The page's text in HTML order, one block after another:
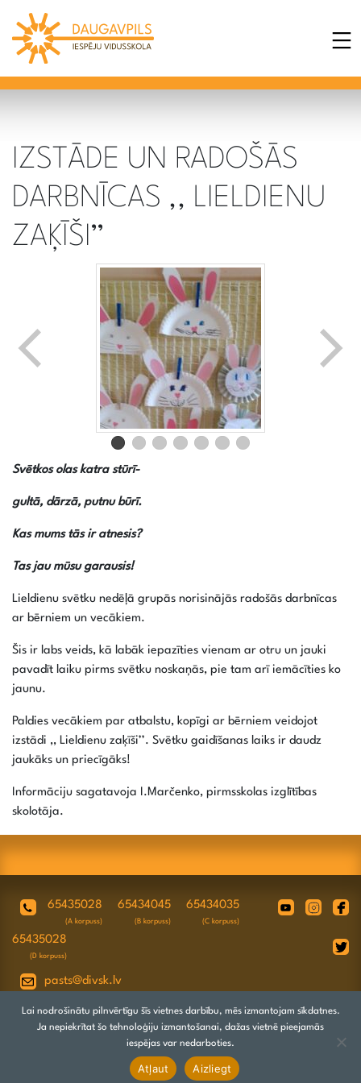
IZSTĀDE UN RADOŠĀS
DARBNĪCAS ,, LIELDIENU
ZAĶĪŠI’’
Svētkos olas katra stūrī-
gultā, dārzā, putnu būrī.
Kas mums tās ir atnesis?
Tas jau mūsu garausis!
Lieldienu svētku nedēļā grupās norisinājās radošās darbnīcas
ar bērniem un vecākiem.
Šis ir labs veids, kā labāk iepazīties vienam ar otru un jauki
pavadīt laiku pirms svētku noskaņās, pie tam arī iemācīties ko
jaunu.
Paldies vecākiem par atbalstu, kopīgi ar bērniem veidojot
izstādi ,, Lieldienu zaķīši’’. Svētku gaidīšanas laiks ir daudz
jaukāks un priecīgāks!
Informāciju sagatavoja I.Marčenko, pirmsskolas izglītības
skolotāja.
65435028
(A korpuss)
65434045
(B korpuss)
65434035
(C korpuss)
65435028
(D korpuss)
pasts@divsk.lv
Juridiskā adrese: Daugavpils, Valkas ielā
4A, LV-5417
Lai nodrošinātu pilnvērtīgu šīs vietnes darbību, mēs izmantojam sīkdatnes.
Ja nepiekrītat šo tehnoloģiju izmantošanai, dažas vietnē pieejamās
iespējas var nedarboties.
Atļaut Aizliegt